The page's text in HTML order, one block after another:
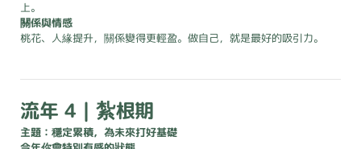
上。
關係與情感
桃花、人緣提升，關係變得更輕盈。做自己，就是最好的吸引力。
流年 4｜紮根期
主題：穩定累積，為未來打好基礎